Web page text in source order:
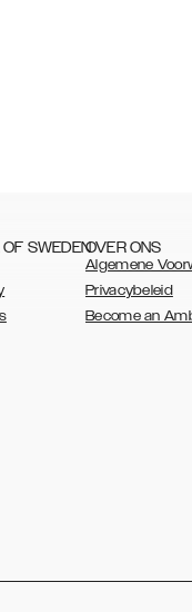
SWEDENOVER ONS
Algemene
Privacybeleid
Become an